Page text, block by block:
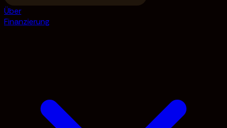
Über
Finanzierung